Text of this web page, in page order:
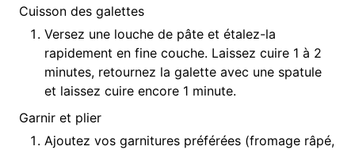
Cuisson des galettes
Versez une louche de pâte et étalez-la
rapidement en fine couche. Laissez cuire 1 à 2
minutes, retournez la galette avec une spatule
et laissez cuire encore 1 minute.
Garnir et plier
Ajoutez vos garnitures préférées (fromage râpé,